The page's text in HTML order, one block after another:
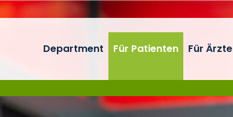
Department Für Patienten Für Ärzte